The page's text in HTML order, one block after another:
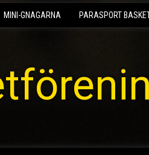
MINI-GNAGARNA PARASPORT